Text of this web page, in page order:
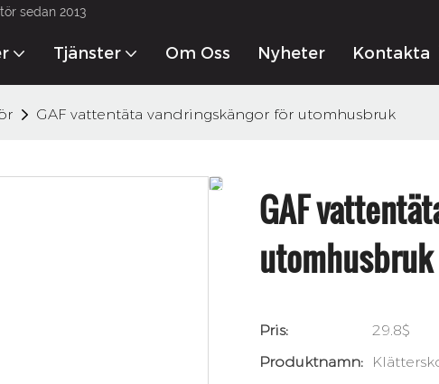
sedan 2013
Tjänster Om Oss Nyheter Kontakta
GAF vattentäta vandringskängor för utomhusbruk
GAF
utomhusbruk
Pris:
29.8$
Produktnamn: